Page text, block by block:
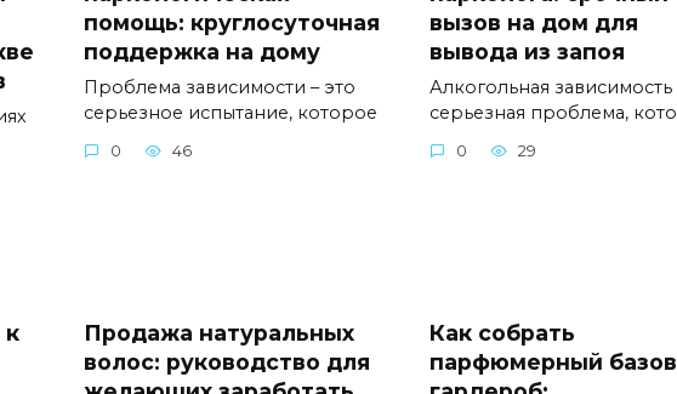
помощь: круглосуточная
поддержка на дому
Проблема зависимости – это
серьезное испытание, которое
0 46
вызов на дом для
вывода из запоя
Алкогольная зависимость
серьезная проблема,
0 29
к
Продажа натуральных
волос: руководство для
Как собрать
парфюмерный